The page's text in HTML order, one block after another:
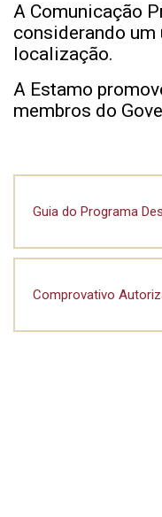
A Comunicação
considerando
localização.
A Estamo
membros do
Guia do Programa
Comprovativo